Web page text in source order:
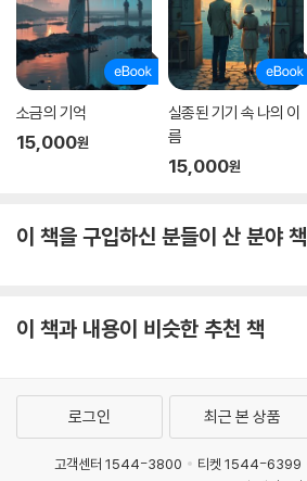
소금의 기억
15,000원
실종된 기기 속 나의 이
름
15,000원
이 책을 구입하신 분들이 산 분야 책
이 책과 내용이 비슷한 추천 책
로그인 최근 본 상품
고객센터 1544-3800 티켓 1544-6399